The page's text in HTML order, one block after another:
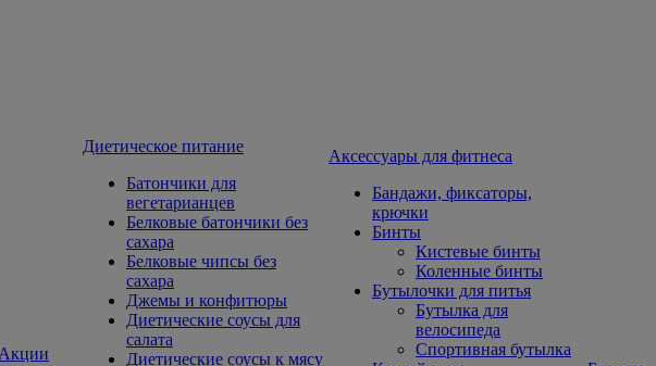
Акции
Диетическое питание
Батончики для
вегетарианцев
Белковые батончики без
сахара
Белковые чипсы без
сахара
Джемы и конфитюры
Диетические соусы для
салата
Диетические соусы к мясу
Aксессуары для фитнеса
Бандажи, фиксаторы,
крючки
Бинты
Кистевые бинты
Коленные бинты
Бутылочки для питья
Бутылка для
велосипеда
Спортивная бутылка